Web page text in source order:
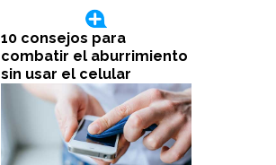
10 consejos para
combatir el aburrimiento
sin usar el celular